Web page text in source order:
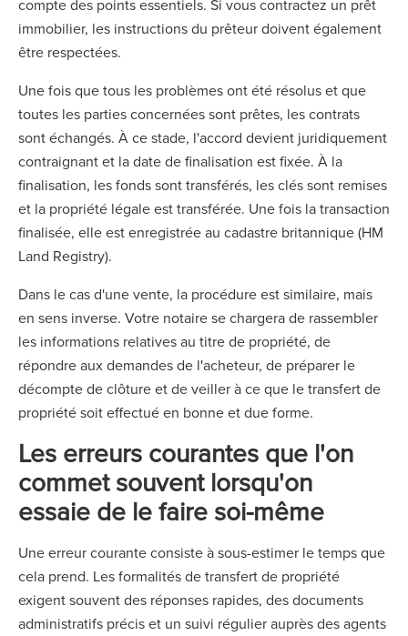
compte des points essentiels. Si vous contractez un prêt
immobilier, les instructions du prêteur doivent également
être respectées.
Une fois que tous les problèmes ont été résolus et que
toutes les parties concernées sont prêtes, les contrats
sont échangés. À ce stade, l'accord devient juridiquement
contraignant et la date de finalisation est fixée. À la
finalisation, les fonds sont transférés, les clés sont remises
et la propriété légale est transférée. Une fois la transaction
finalisée, elle est enregistrée au cadastre britannique (HM
Land Registry).
Dans le cas d'une vente, la procédure est similaire, mais
en sens inverse. Votre notaire se chargera de rassembler
les informations relatives au titre de propriété, de
répondre aux demandes de l'acheteur, de préparer le
décompte de clôture et de veiller à ce que le transfert de
propriété soit effectué en bonne et due forme.
Les erreurs courantes que l'on
commet souvent lorsqu'on
essaie de le faire soi-même
Une erreur courante consiste à sous-estimer le temps que
cela prend. Les formalités de transfert de propriété
exigent souvent des réponses rapides, des documents
administratifs précis et un suivi régulier auprès des agents